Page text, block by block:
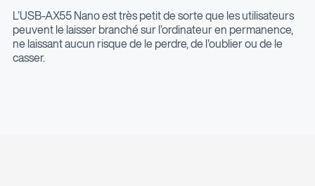
L’USB-AX55 Nano est très petit de sorte que les utilisateurs
peuvent le laisser branché sur l’ordinateur en permanence,
ne laissant aucun risque de le perdre, de l'oublier ou de le
casser.